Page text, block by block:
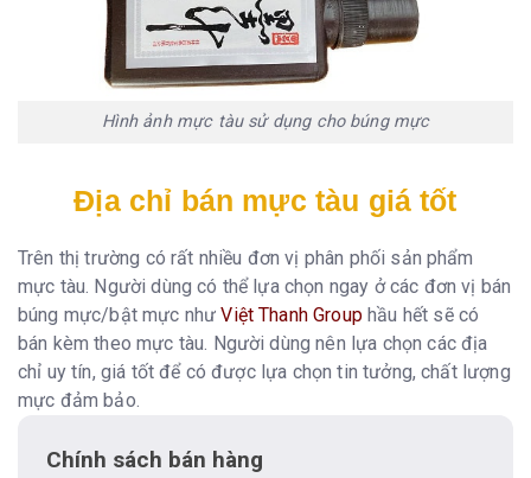
Hình ảnh mực tàu sử dụng cho búng mực
Địa chỉ bán mực tàu giá tốt
Trên thị trường có rất nhiều đơn vị phân phối sản phẩm
mực tàu. Người dùng có thể lựa chọn ngay ở các đơn vị bán
búng mực/bật mực nhưViệt Thanh Grouphầu hết sẽ có
bán kèm theo mực tàu. Người dùng nên lựa chọn các địa
chỉ uy tín, giá tốt để có được lựa chọn tin tưởng, chất lượng
mực đảm bảo.
Chính sách bán hàng